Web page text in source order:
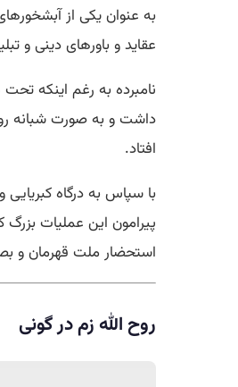
به عنوان یکی از
عقاید و باورهای دینی و
نامبرده به رغم اینکه
داشت و به صورت شبانه
افتاد.
با سپاس به درگاه
پیرامون این عملیات
استحضار ملت قهرمان و
روح الله زم در گونی